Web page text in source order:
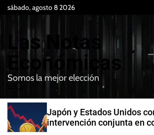
sábado, agosto 8 2026
Las Notas
Económicas
Somos la mejor elección
e
n
u
B
u
c
a
Japón y Estados Unidos
intervención conjunta en